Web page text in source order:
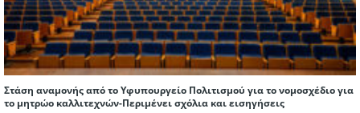
Στάση αναμονής από το Υφυπουργείο Πολιτισμού για το νομοσχέδιο για
το μητρώο καλλιτεχνών-Περιμένει σχόλια και εισηγήσεις